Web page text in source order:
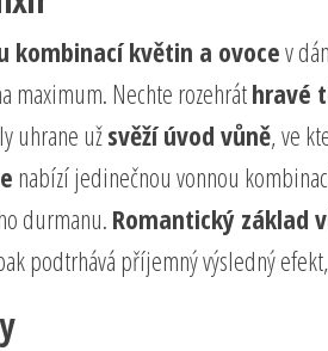
kombinací květin a ovocev
maximum. Nechte rozehráthravé
uhrane užsvěží úvod vůně, ve
nabízí jedinečnou vonnou
durmanu.Romantický základ
podtrhává příjemný výsledný